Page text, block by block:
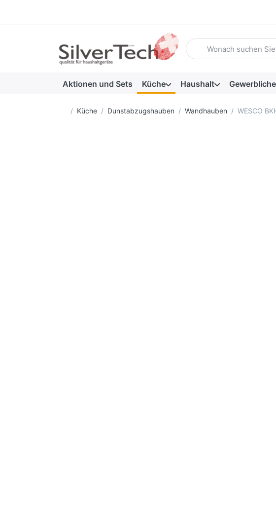
Geben Sie einen
Aktionen und Sets Küche Haushalt
Startseite
Küche Dunstabzugshauben Wandhauben WESCO